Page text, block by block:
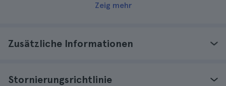
Zeig mehr
Zusätzliche Informationen
Stornierungsrichtlinie